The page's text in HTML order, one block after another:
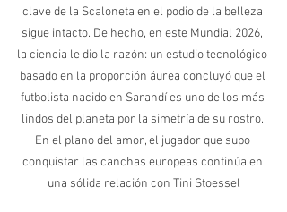
clave de la Scaloneta en el podio de la belleza
sigue intacto. De hecho, en este Mundial 2026,
la ciencia le dio la razón: un estudio tecnológico
basado en la proporción áurea concluyó que el
futbolista nacido en Sarandí es uno de los más
lindos del planeta por la simetría de su rostro.
En el plano del amor, el jugador que supo
conquistar las canchas europeas continúa en
una sólida relación con Tini Stoessel